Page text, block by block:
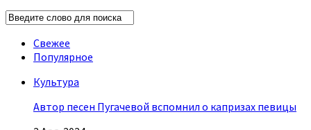
Свежее
Популярное
Культура
Автор песен Пугачевой вспомнил о капризах певицы